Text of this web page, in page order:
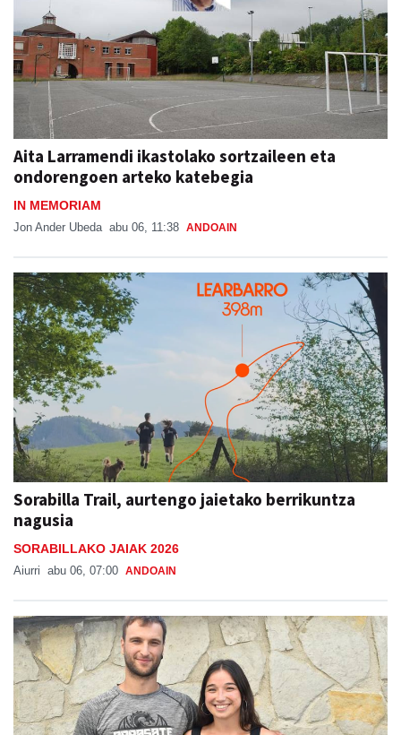
Aita Larramendi ikastolako sortzaileen eta
ondorengoen arteko katebegia
IN MEMORIAM
Jon Ander Ubeda abu 06, 11:38 ANDOAIN
Sorabilla Trail, aurtengo jaietako berrikuntza
nagusia
SORABILLAKO JAIAK 2026
Aiurri abu 06, 07:00 ANDOAIN